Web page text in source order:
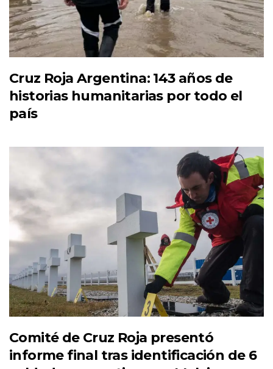
Cruz Roja Argentina: 143 años de
historias humanitarias por todo el
país
Comité de Cruz Roja presentó
informe final tras identificación de 6